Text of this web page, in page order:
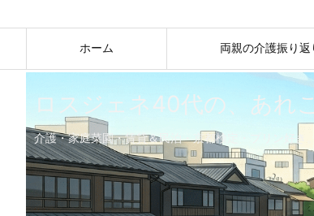
ホーム 両親の介護振り
ロスジェネ40代の、あれ
介護・家庭菜園・賃貸＆民泊・京都検定・プリン好き